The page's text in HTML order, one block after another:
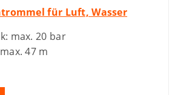
für Luft, Wasser
max. 20 bar
47 m